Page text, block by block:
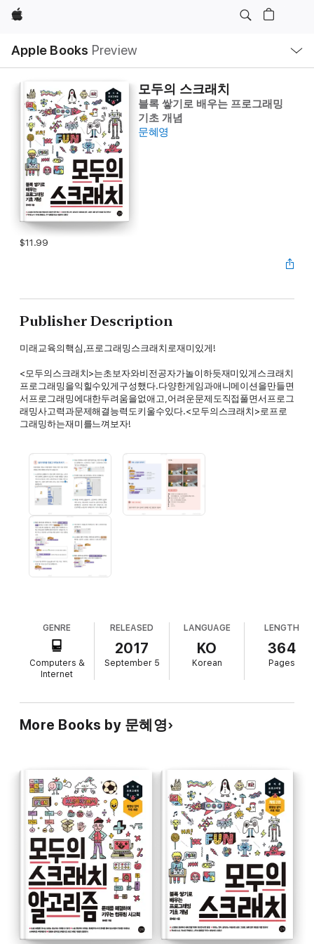
Apple
Apple Books Preview
Nav
Open
Menu
모두의 스크래치
블록 쌓기로 배우는 프로그래밍
기초 개념
문혜영
$11.99
Publisher Description
미래교육의핵심,프로그래밍스크래치로재미있게!
<모두의스크래치>는초보자와비전공자가놀이하듯재미있게스크래치
프로그래밍을익힐수있게구성했다.다양한게임과애니메이션을만들면
서프로그래밍에대한두려움을없애고,어려운문제도직접풀면서프로그
래밍사고력과문제해결능력도키울수있다.<모두의스크래치>로프로
그래밍하는재미를느껴보자!
GENRE
Computers &
Internet
RELEASED
2017
September 5
LANGUAGE
KO
Korean
LENGTH
364
Pages
More Books by 문혜영